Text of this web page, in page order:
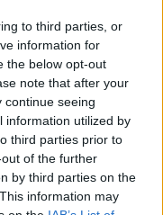
to third parties, or
information for
the below opt-out
note that after your
continue seeing
information utilized by
third parties prior to
of the further
by third parties on the
information may
hogy a szinte nulla
embereket
profitérdeküket
figyelmébe
az akkugyárakat
érkeznek az